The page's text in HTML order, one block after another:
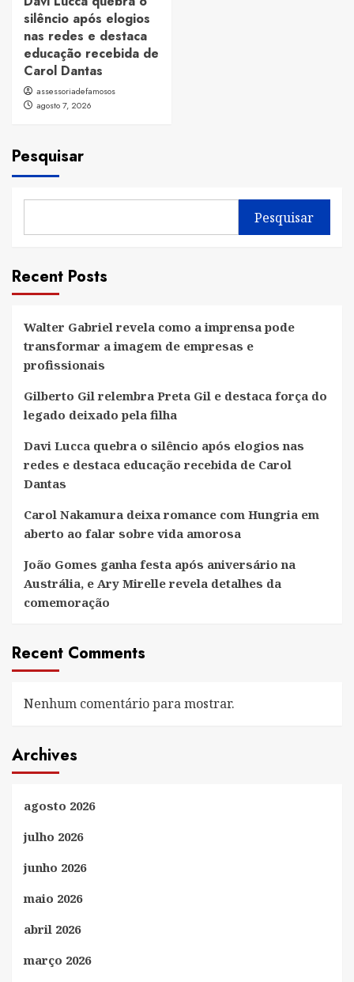
silêncio após elogios
nas redes e destaca
educação recebida de
Carol Dantas
assessoriadefamosos
agosto 7, 2026
Pesquisar
Pesquisar
Recent Posts
Walter Gabriel revela como a imprensa pode
transformar a imagem de empresas e
profissionais
Gilberto Gil relembra Preta Gil e destaca força do
legado deixado pela filha
Davi Lucca quebra o silêncio após elogios nas
redes e destaca educação recebida de Carol
Dantas
Carol Nakamura deixa romance com Hungria em
aberto ao falar sobre vida amorosa
João Gomes ganha festa após aniversário na
Austrália, e Ary Mirelle revela detalhes da
comemoração
Recent Comments
Nenhum comentário para mostrar.
Archives
agosto 2026
julho 2026
junho 2026
maio 2026
abril 2026
março 2026